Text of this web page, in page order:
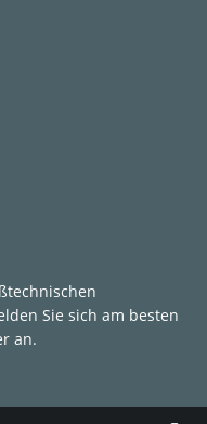
Sie sich am besten
an.